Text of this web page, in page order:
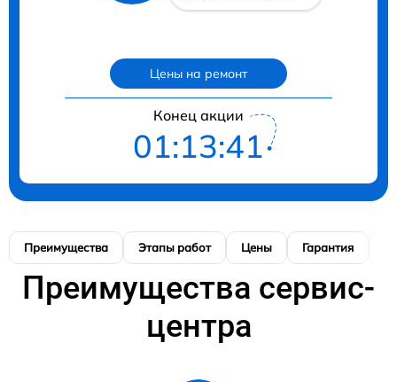
Цены на ремонт
Конец акции
01:13:40
Преимущества Этапы работ Цены Гарантия
Преимущества сервис-
центра